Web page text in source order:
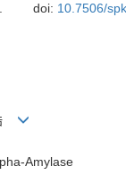
doi: 10.7506/
Amylase